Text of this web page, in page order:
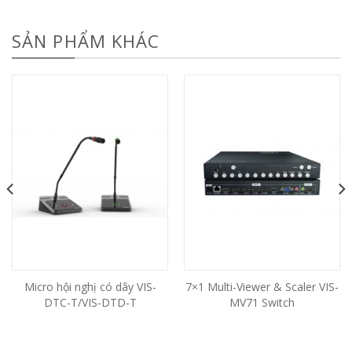
SẢN PHẨM KHÁC
Micro hội nghị có dây VIS-
DTC-T/VIS-DTD-T
7×1 Multi-Viewer & Scaler VIS-
MV71 Switch